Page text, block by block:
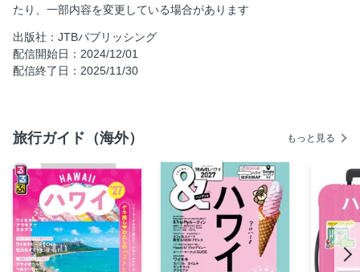
グルメ
グルメ／ハワイ通的推しレストラン
グルメ／LOCALめしをコンプリート
グルメ／ステーキ＆ハンバーガーに夢中！
グルメ／フードコートが盛りあがってます！
グルメ／ハワイ的night spot
グルメ／まだある！おすすめのレストラン＆カフェ
スイーツ
スイーツ／イチオシSWEETS
スイーツ／パンケーキの大正解
たり、一部内容を変更している場合があります
出版社：JTBパブリッシング
配信開始日：2024/12/01
配信終了日：2025/11/30
旅行ガイド（海外） もっと見る